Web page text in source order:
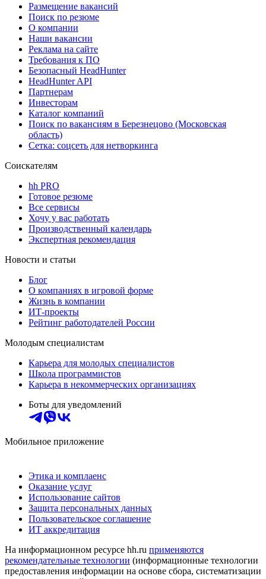
Размещение вакансий
Поиск по резюме
О компании
Наши вакансии
Реклама на сайте
Требования к ПО
Безопасный HeadHunter
HeadHunter API
Партнерам
Инвесторам
Каталог компаний
Поиск по вакансиям в Березнецово (Московская
область)
Сетка: соцсеть для нетворкинга
Соискателям
hh PRO
Готовое резюме
Все сервисы
Хочу у вас работать
Производственный календарь
Экспертная рекомендация
Новости и статьи
Блог
О компаниях в игровой форме
Жизнь в компании
ИТ-проекты
Рейтинг работодателей России
Молодым специалистам
Карьера для молодых специалистов
Школа программистов
Карьера в некоммерческих организациях
Боты для уведомлений
Мобильное приложение
Этика и комплаенс
Оказание услуг
Использование сайтов
Защита персональных данных
Пользовательское соглашение
ИТ аккредитация
На информационном ресурсе hh.ru применяются
рекомендательные технологии (информационные технологии
предоставления информации на основе сбора, систематизации